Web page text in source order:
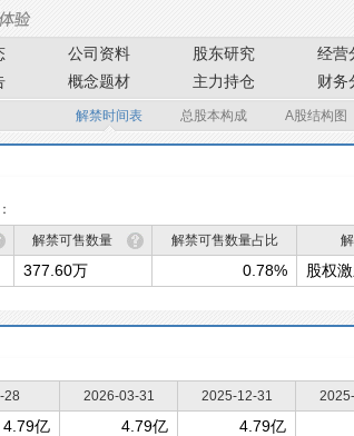
公司资料 股东研究 经营
概念题材 主力持仓 财务
解禁时间表 总股本构成 A股结构图
解禁可售数量 解禁可售数量占比
377.60万 0.78% 股权
28 2026-03-31 2025-12-31
4.79亿 4.79亿 4.79亿